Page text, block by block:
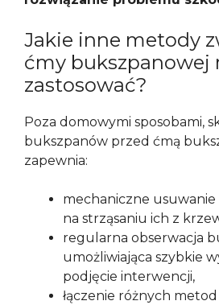
Jakie inne metody
ćmy bukszpanowej
zastosować?
Poza domowymi sposobami,
bukszpanów przed ćmą
zapewnia:
mechaniczne usuwanie
na strząsaniu ich z
regularna obserwacja
umożliwiająca szybkie
podjęcie interwencji,
łączenie różnych